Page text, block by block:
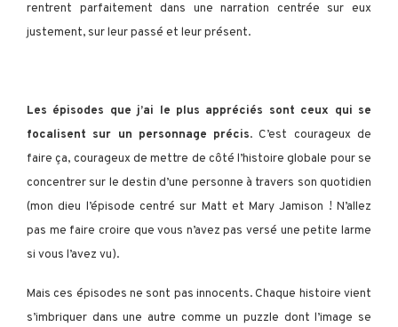
rentrent parfaitement dans une narration centrée sur eux
justement, sur leur passé et leur présent.
Les épisodes que j’ai le plus appréciés sont ceux qui se
focalisent sur un personnage précis. C’est courageux de
faire ça, courageux de mettre de côté l’histoire globale pour se
concentrer sur le destin d’une personne à travers son quotidien
(mon dieu l’épisode centré sur Matt et Mary Jamison ! N’allez
pas me faire croire que vous n’avez pas versé une petite larme
si vous l’avez vu).
Mais ces épisodes ne sont pas innocents. Chaque histoire vient
s’imbriquer dans une autre comme un puzzle dont l’image se